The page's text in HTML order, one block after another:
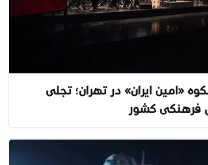
«امین ایران» در تهران؛ تجلی
کشور